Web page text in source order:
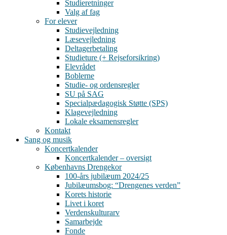
Studieretninger
Valg af fag
For elever
Studievejledning
Læsevejledning
Deltagerbetaling
Studieture (+ Rejseforsikring)
Elevrådet
Boblerne
Studie- og ordensregler
SU på SAG
Specialpædagogisk Støtte (SPS)
Klagevejledning
Lokale eksamensregler
Kontakt
Sang og musik
Koncertkalender
Koncertkalender – oversigt
Københavns Drengekor
100-års jubilæum 2024/25
Jubilæumsbog: “Drengenes verden”
Korets historie
Livet i koret
Verdenskulturarv
Samarbejde
Fonde